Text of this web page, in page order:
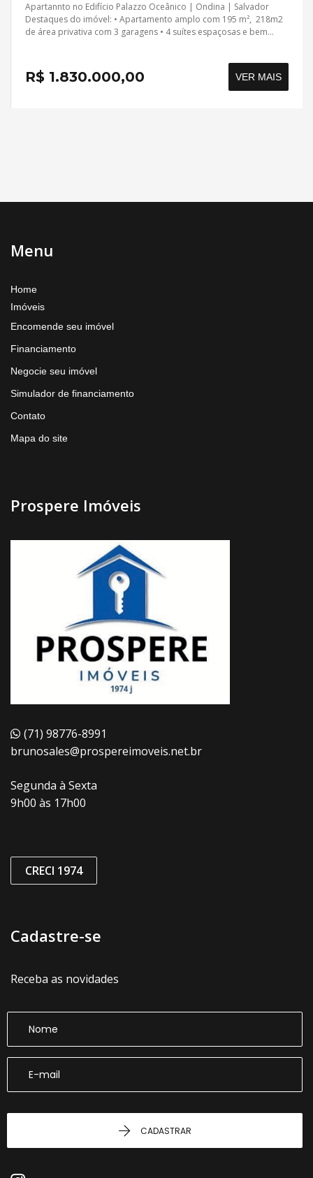
Apartannto no Edifício Palazzo Oceânico | Ondina | Salvador
Destaques do imóvel: • Apartamento amplo com 195 m², 218m2
de área privativa com 3 garagens • 4 suítes espaçosas e bem...
R$ 1.830.000,00 VER MAIS
Menu
Home
Imóveis
Encomende seu imóvel
Financiamento
Negocie seu imóvel
Simulador de financiamento
Contato
Mapa do site
Prospere Imóveis
(71) 98776-8991
brunosales@prospereimoveis.net.br
Segunda à Sexta
9h00 às 17h00
CRECI 1974
Cadastre-se
Receba as novidades
CADASTRAR